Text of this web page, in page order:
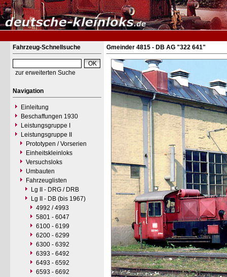
Fahrzeug-Schnellsuche
zur erweiterten Suche
Navigation
Einleitung
Beschaffungen 1930
Leistungsgruppe I
Leistungsgruppe II
Prototypen / Vorserien
Einheitskleinloks
Versuchsloks
Umbauten
Fahrzeuglisten
Lg II - DRG / DRB
Lg II - DB (bis 1967)
4992 / 4993
5801 - 6047
6100 - 6199
6200 - 6299
6300 - 6392
6393 - 6492
6493 - 6592
6593 - 6692
Gmeinder 4815 - DB AG "322 641"